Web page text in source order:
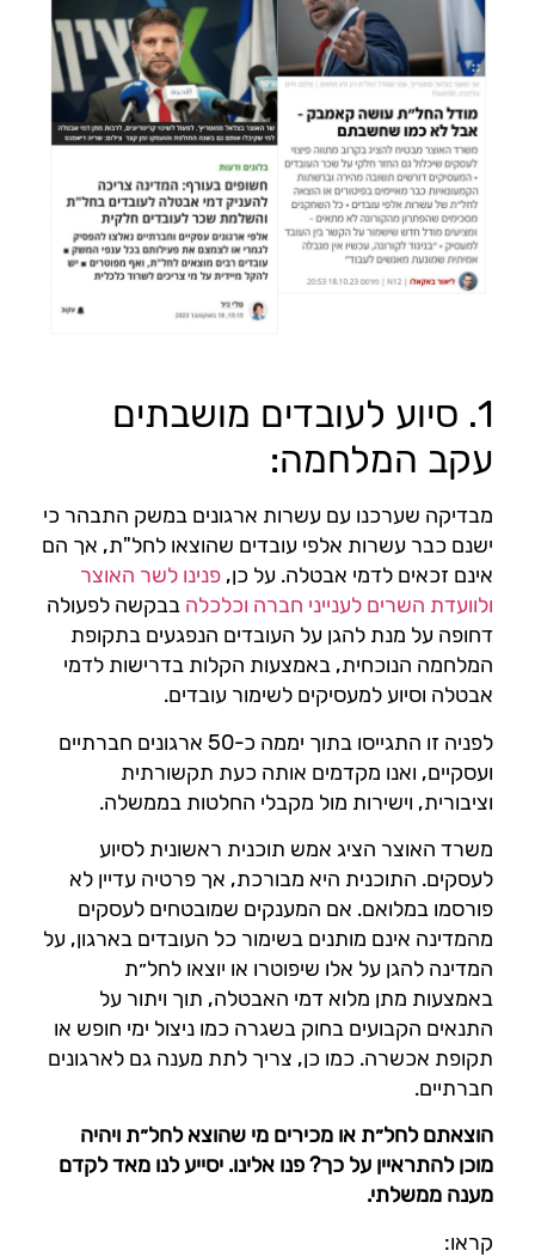
1. סיוע לעובדים מושבתים
עקב המלחמה:
מבדיקה שערכנו עם עשרות ארגונים במשק התבהר כי
ישנם כבר עשרות אלפי עובדים שהוצאו לחל"ת, אך הם
אינם זכאים לדמי אבטלה. על כן, פנינו לשר האוצר
ולוועדת השרים לענייני חברה וכלכלה בבקשה לפעולה
דחופה על מנת להגן על העובדים הנפגעים בתקופת
המלחמה הנוכחית, באמצעות הקלות בדרישות לדמי
אבטלה וסיוע למעסיקים לשימור עובדים.
לפניה זו התגייסו בתוך יממה כ-50 ארגונים חברתיים
ועסקיים, ואנו מקדמים אותה כעת תקשורתית
וציבורית, וישירות מול מקבלי החלטות בממשלה.
משרד האוצר הציג אמש תוכנית ראשונית לסיוע
לעסקים. התוכנית היא מבורכת, אך פרטיה עדיין לא
פורסמו במלואם. אם המענקים שמובטחים לעסקים
מהמדינה אינם מותנים בשימור כל העובדים בארגון, על
המדינה להגן על אלו שיפוטרו או יוצאו לחל״ת
באמצעות מתן מלוא דמי האבטלה, תוך ויתור על
התנאים הקבועים בחוק בשגרה כמו ניצול ימי חופש או
תקופת אכשרה. כמו כן, צריך לתת מענה גם לארגונים
חברתיים.
הוצאתם לחל״ת או מכירים מי שהוצא לחל״ת ויהיה
מוכן להתראיין על כך? פנו אלינו. יסייע לנו מאד לקדם
מענה ממשלתי.
קראו: